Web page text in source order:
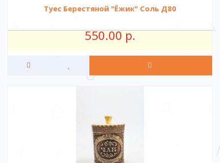
Туес Берестяной "Ёжик" Соль Д80
550.00 р.